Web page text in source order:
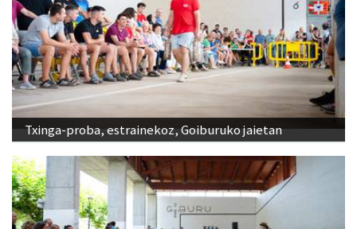
Txinga-proba, estrainekoz, Goiburuko jaietan